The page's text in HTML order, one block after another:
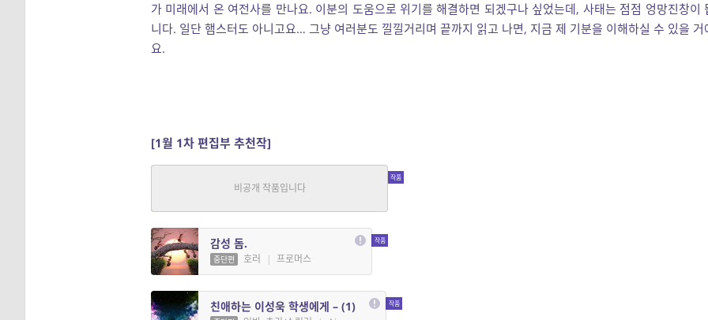
가 미래에서 온 여전사를 만나요. 이분의 도움으로 위기를 해결하면 되겠구나 싶었는데, 사태는 점점 엉망진창이
니다. 일단 햄스터도 아니고요… 그냥 여러분도 낄낄거리며 끝까지 읽고 나면, 지금 제 기분을 이해하실 수 있을 거
요.
[1월 1차 편집부 추천작]
입주 하녀가 수상합니다
추리/스릴러, 로맨스
감성 돔.
중단편 호러 | 프로머스
친애하는 이성욱 학생에게 – (1)